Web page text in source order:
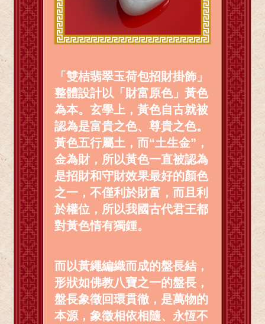
「雙桔翡翠玉荷包招財掛飾」
整體設計以「財富原色」黃色
為本。玄學上，黃色自古就被
認為是富貴之色、尊貴之色。
黃色五行屬土，而“土生金”，
金為財，所以黃色一直被認為
是招財和守財效果最好的顏色
之一，不僅利於財富，而且利
於權位，所以我國古代君王都
對黃色情有獨鍾。
而以黃繩編織而成的盤長結，
形狀如佛教八寶之一的盤長，
盤長象徵回環貫徹，是萬物的
本源，象徵相依相隨、永恆不